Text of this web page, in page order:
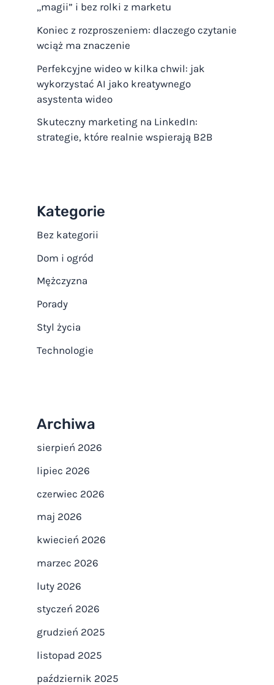
„magii” i bez rolki z marketu
Koniec z rozproszeniem: dlaczego czytanie
wciąż ma znaczenie
Perfekcyjne wideo w kilka chwil: jak
wykorzystać AI jako kreatywnego
asystenta wideo
Skuteczny marketing na LinkedIn:
strategie, które realnie wspierają B2B
Kategorie
Bez kategorii
Dom i ogród
Mężczyzna
Porady
Styl życia
Technologie
Archiwa
sierpień 2026
lipiec 2026
czerwiec 2026
maj 2026
kwiecień 2026
marzec 2026
luty 2026
styczeń 2026
grudzień 2025
listopad 2025
październik 2025